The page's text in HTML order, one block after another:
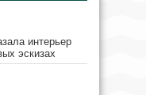
интерьер
эскизах